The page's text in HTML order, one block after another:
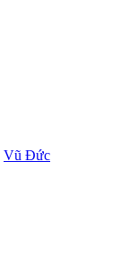
Vũ Đức